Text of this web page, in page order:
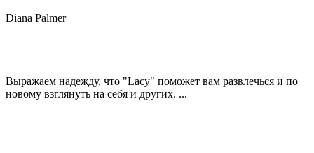
Diana Palmer
Выражаем надежду, что "Lacy" поможет вам развлечься и по
новому взглянуть на себя и других. ...